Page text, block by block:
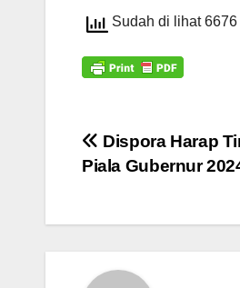
Sudah di lihat
Navigasi
Dispora Harap
Piala Gubernur